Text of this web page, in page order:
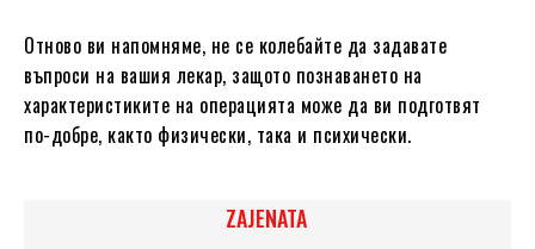
Отново ви напомняме, не се колебайте да задавате
въпроси на вашия лекар, защото познаването на
характеристиките на операцията може да ви подготвят
по-добре, както физически, така и психически.
ZAJENATA